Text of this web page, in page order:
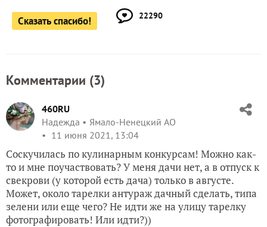
Сказать спасибо! 22290
Комментарии (3)
460RU
Надежда
Ямало-Ненецкий АО
11 июня 2021, 13:04
Соскучилась по кулинарным конкурсам! Можно как-
то и мне поучаствовать? У меня дачи нет, а в отпуск к
свекрови (у которой есть дача) только в августе.
Может, около тарелки антураж дачный сделать, типа
зелени или еще чего? Не идти же на улицу тарелку
фотографировать! Или идти?))